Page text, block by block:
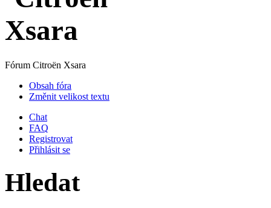
Fórum Citroën Xsara
Obsah fóra
Změnit velikost textu
Chat
FAQ
Registrovat
Přihlásit se
Hledat